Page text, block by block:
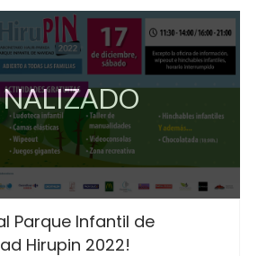
Parque Infantil de
Hirupin 2022!